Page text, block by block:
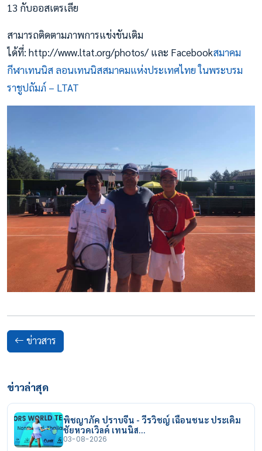
13 กับออสเตรเลีย
สามารถติดตามภาพการแข่งขันเติม
ได้ที่: http://www.ltat.org/photos/ และ Facebookสมาคม
กีฬาเทนนิส ลอนเทนนิสสมาคมแห่งประเทศไทย ในพระบรม
ราชูปถัมภ์ – LTAT
ข่าวสาร
ข่าวล่าสุด
พิชญาภัค ปราบจีน - วีรวิชญ์ เฉือนชนะ ประเดิม
ชัยหวดเวิลด์ เทนนิส…
03-08-2026